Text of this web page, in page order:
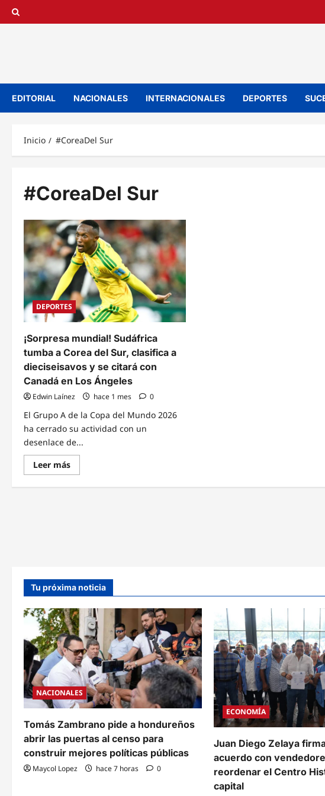
Saltar
EDITORIAL NACIONALES INTERNACIONALES DEPORTES
Inicio #CoreaDel Sur
#CoreaDel Sur
DEPORTES
¡Sorpresa mundial! Sudáfrica
tumba a Corea del Sur, clasifica a
dieciseisavos y se citará con
Canadá en Los Ángeles
Edwin Laínez hace 1 mes 0
El Grupo A de la Copa del Mundo 2026
ha cerrado su actividad con un
desenlace de...
Leer másRead
more
¡Sorpresa
y
se
citará
Canadá
en
Los
Ángeles
Tu próxima noticia
NACIONALES
Tomás Zambrano pide a hondureños
abrir las puertas al censo para
construir mejores políticas públicas
Maycol Lopez hace 7 horas 0
ECONOMÍA
Juan Diego Zelaya
acuerdo con
reordenar el Centro
capital